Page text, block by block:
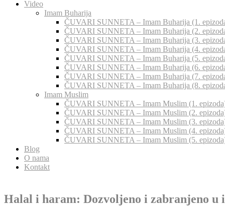
Video
Imam Buharija
ČUVARI SUNNETA – Imam Buharija (1.
ČUVARI SUNNETA – Imam Buharija (2.
ČUVARI SUNNETA – Imam Buharija (3.
ČUVARI SUNNETA – Imam Buharija (4.
ČUVARI SUNNETA – Imam Buharija (5.
ČUVARI SUNNETA – Imam Buharija (6.
ČUVARI SUNNETA – Imam Buharija (7.
ČUVARI SUNNETA – Imam Buharija (8.
Imam Muslim
ČUVARI SUNNETA – Imam Muslim (1.
ČUVARI SUNNETA – Imam Muslim (2.
ČUVARI SUNNETA – Imam Muslim (3.
ČUVARI SUNNETA – Imam Muslim (4.
ČUVARI SUNNETA – Imam Muslim (5.
Blog
O nama
Kontakt
Halal i haram: Dozvoljeno i zabranjeno u